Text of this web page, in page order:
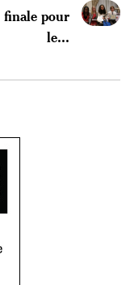
finale pour
le...